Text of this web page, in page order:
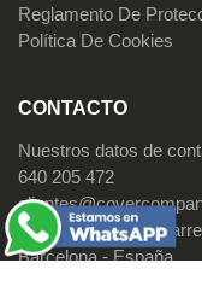
Reglamento De
Política De Cookies
CONTACTO
Nuestros datos de
640 205 472
Cover Company:
Barcelona - España